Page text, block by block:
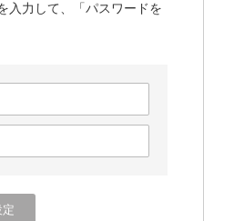
入力して、「パスワードを